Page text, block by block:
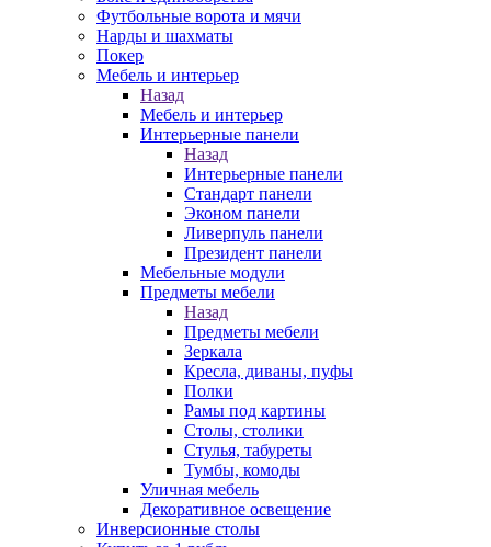
Футбольные ворота и мячи
Нарды и шахматы
Покер
Мебель и интерьер
Назад
Мебель и интерьер
Интерьерные панели
Назад
Интерьерные панели
Стандарт панели
Эконом панели
Ливерпуль панели
Президент панели
Мебельные модули
Предметы мебели
Назад
Предметы мебели
Зеркала
Кресла, диваны, пуфы
Полки
Рамы под картины
Столы, столики
Стулья, табуреты
Тумбы, комоды
Уличная мебель
Декоративное освещение
Инверсионные столы